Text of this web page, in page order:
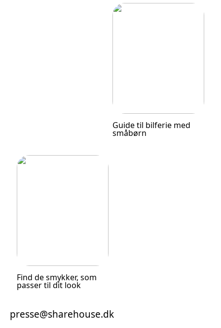
Guide til bilferie med
småbørn
Find de smykker, som
passer til dit look
presse@sharehouse.dk